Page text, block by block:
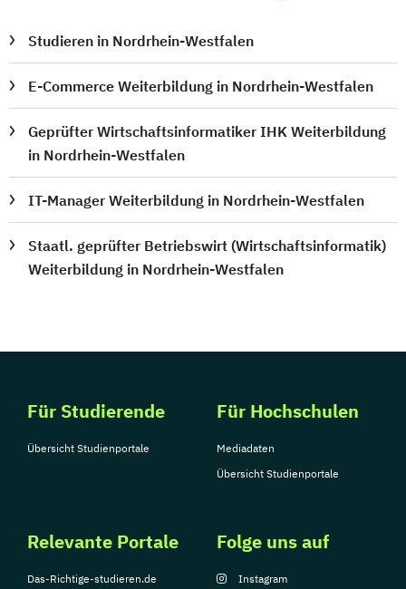
Studieren in Nordrhein-Westfalen
E-Commerce Weiterbildung in Nordrhein-Westfalen
Geprüfter Wirtschaftsinformatiker IHK Weiterbildung
in Nordrhein-Westfalen
IT-Manager Weiterbildung in Nordrhein-Westfalen
Staatl. geprüfter Betriebswirt (Wirtschaftsinformatik)
Weiterbildung in Nordrhein-Westfalen
Für Studierende
Übersicht Studienportale
Für Hochschulen
Mediadaten
Übersicht Studienportale
Relevante Portale
Das-Richtige-studieren.de
Folge uns auf
Instagram